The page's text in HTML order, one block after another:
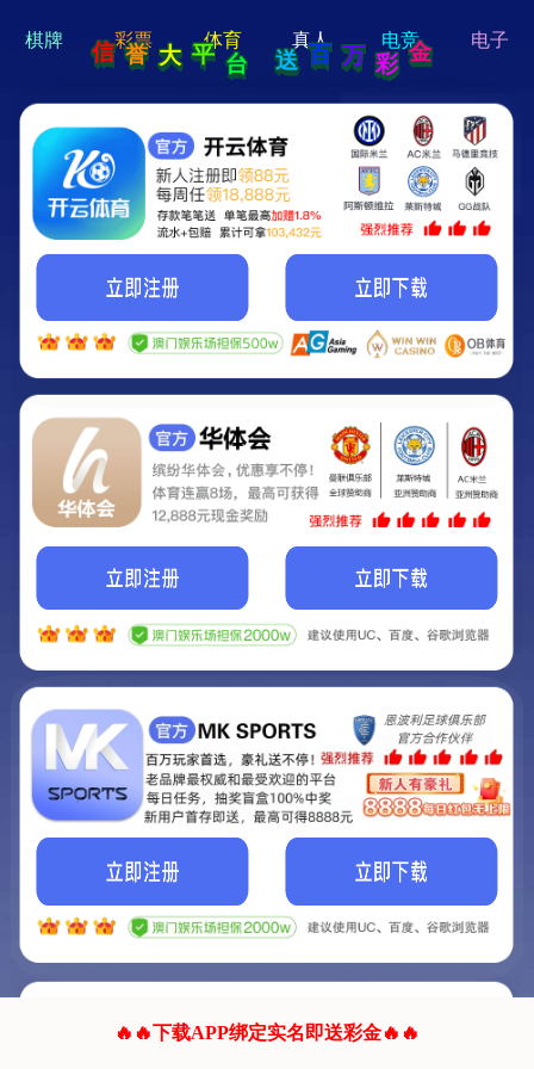
hi 💗
Hey Guys!
我们即将上线啦...
我们的网站正在建设.
它将是非常棒的网站.
联系我们!